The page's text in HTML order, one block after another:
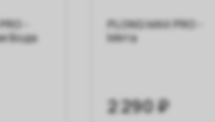
-
Вода
PLONQ MAX PRO -
Мята
2 290 ₽